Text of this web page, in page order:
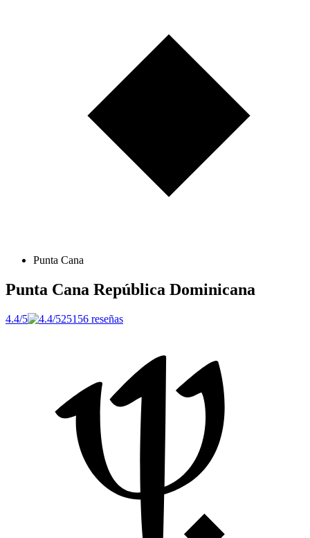
Punta Cana
Punta Cana República Dominicana
4.4/5 25156 reseñas